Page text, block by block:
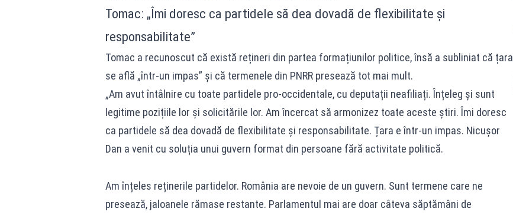
Tomac: „Îmi doresc ca partidele să dea dovadă de flexibilitate și
responsabilitate”
Tomac a recunoscut că există rețineri din partea formațiunilor politice, însă a subliniat că țara
se află „într-un impas” și că termenele din PNRR presează tot mai mult.
„Am avut întâlnire cu toate partidele pro-occidentale, cu deputații neafiliați. Înțeleg și sunt
legitime pozițiile lor și solicitările lor. Am încercat să armonizez toate aceste știri. Îmi doresc
ca partidele să dea dovadă de flexibilitate și responsabilitate. Țara e într-un impas. Nicușor
Dan a venit cu soluția unui guvern format din persoane fără activitate politică.
Am înțeles reținerile partidelor. România are nevoie de un guvern. Sunt termene care ne
presează, jaloanele rămase restante. Parlamentul mai are doar câteva săptămâni de